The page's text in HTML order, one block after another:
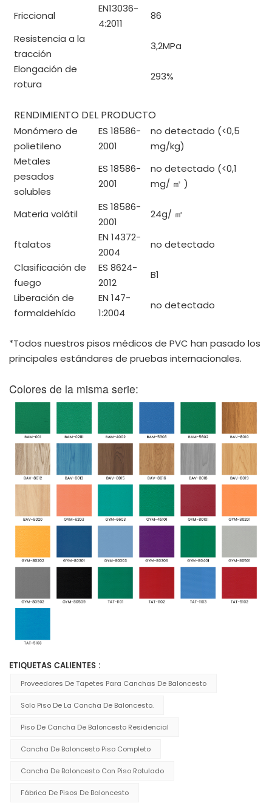
Friccional
EN13036-
4:2011
86
Resistencia a la
tracción
3,2MPa
Elongación de
rotura
293%
RENDIMIENTO DEL PRODUCTO
Monómero de
polietileno
ES 18586-
2001
no detectado (<0,5
mg/kg)
Metales
pesados ​​
solubles
ES 18586-
2001
no detectado (<0,1
mg/ ㎡ )
Materia volátil
ES 18586-
2001
24g/ ㎡
ftalatos
EN 14372-
2004
no detectado
Clasificación de
fuego
ES 8624-
2012
B1
Liberación de
formaldehído
EN 147-
1:2004
no detectado
*Todos nuestros pisos médicos de PVC han pasado los
principales estándares de pruebas internacionales.
Colores de la misma serie:
ETIQUETAS CALIENTES :
Proveedores De Tapetes Para Canchas De Baloncesto
Solo Piso De La Cancha De Baloncesto.
Piso De Cancha De Baloncesto Residencial
Cancha De Baloncesto Piso Completo
Cancha De Baloncesto Con Piso Rotulado
Fábrica De Pisos De Baloncesto